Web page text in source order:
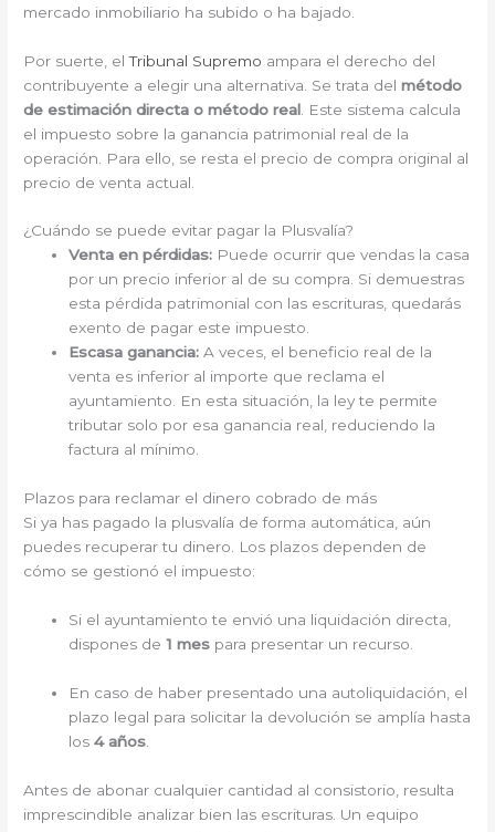
mercado inmobiliario ha subido o ha bajado.
Por suerte, elTribunal Supremo ampara el derecho del
contribuyente a elegir una alternativa. Se trata delmétodo
de estimación directa o método real . Este sistema calcula
el impuesto sobre la ganancia patrimonial real de la
operación. Para ello, se resta el precio de compra original al
precio de venta actual.
¿Cuándo se puede evitar pagar la Plusvalía?
Venta en pérdidas: Puede ocurrir que vendas la casa
por un precio inferior al de su compra. Si demuestras
esta pérdida patrimonial con las escrituras, quedarás
exento de pagar este impuesto.
Escasa ganancia: A veces, el beneficio real de la
venta es inferior al importe que reclama el
ayuntamiento. En esta situación, la ley te permite
tributar solo por esa ganancia real, reduciendo la
factura al mínimo.
Plazos para reclamar el dinero cobrado de más
Si ya has pagado la plusvalía de forma automática, aún
puedes recuperar tu dinero. Los plazos dependen de
cómo se gestionó el impuesto:
Si el ayuntamiento te envió una liquidación directa,
dispones de1 mes para presentar un recurso.
En caso de haber presentado una autoliquidación, el
plazo legal para solicitar la devolución se amplía hasta
los4 años
Antes de abonar cualquier cantidad al consistorio, resulta
imprescindible analizar bien las escrituras. Un equipo